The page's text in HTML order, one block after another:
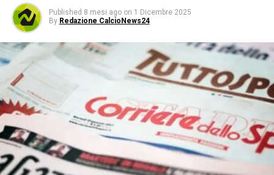
Published 8 mesi ago on 1 Dicembre 2025
By Redazione CalcioNews24